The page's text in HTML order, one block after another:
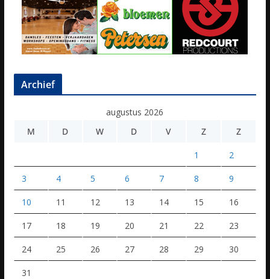
Archief
augustus 2026
M
D W D V Z Z
1 2
3 4 5 6 7 8 9
10 11 12 13 14 15 16
17 18 19 20 21 22 23
24 25 26 27 28 29 30
31